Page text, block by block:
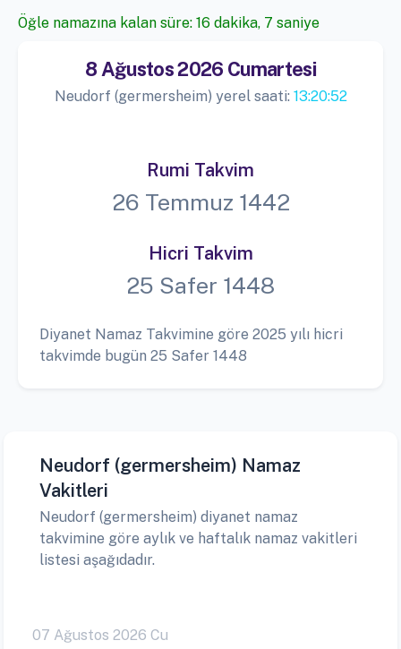
Öğle namazına kalan süre: 16 dakika, 6 saniye
8 Ağustos 2026 Cumartesi
Neudorf (germersheim) yerel saati: 13:20:53
Rumi Takvim
26 Temmuz 1442
Hicri Takvim
25 Safer 1448
Diyanet Namaz Takvimine göre 2025 yılı hicri
takvimde bugün 25 Safer 1448
Neudorf (germersheim) Namaz
Vakitleri
Neudorf (germersheim) diyanet namaz
takvimine göre aylık ve haftalık namaz vakitleri
listesi aşağıdadır.
07 Ağustos 2026 Cu